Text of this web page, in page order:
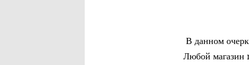
В данном
Любой магазин